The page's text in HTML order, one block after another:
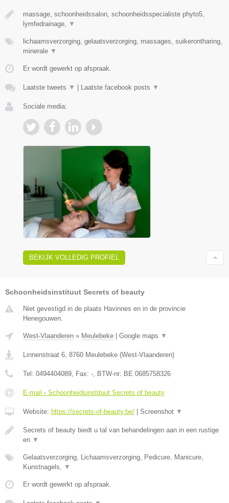
massage, schoonheidssalon, schoonheidsspecialiste phyto5,
lymfedrainage,
▼
lichaamsverzorging, gelaatsverzorging, massages, suikerontharing,
minerale ▼
Er wordt gewerkt op afspraak.
Laatste tweets ▼ | Laatste facebook posts ▼
Sociale media:
BEKIJK VOLLEDIG PROFIEL
Schoonheidsinstituut Secrets of beauty
Niet gevestigd in de plaats Havinnes en in de provincie
Henegouwen.
West-Vlaanderen » Meulebeke Google maps ▼
Linnenstraat 6, 8760 Meulebeke (West-Vlaanderen)
Tel: 0494404089, Fax: -, BTW-nr: BE 0685758326
E-mail › Schoonheidsinstituut Secrets of beauty
Website: https://secrets-of-beauty.be/ Screenshot ▼
Secrets of beauty biedt u tal van behandelingen aan in een rustige
en ▼
Gelaatsverzorging, Lichaamsverzorging, Pedicure, Manicure,
Kunstnagels, ▼
Er wordt gewerkt op afspraak.